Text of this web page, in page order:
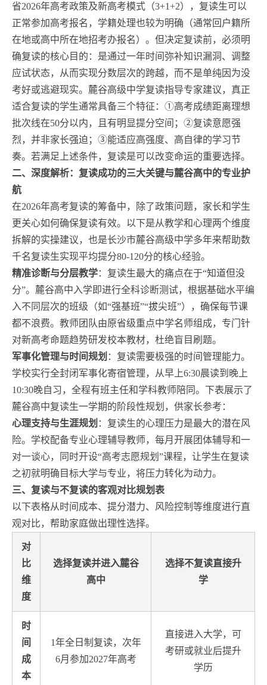
省2026年高考政策及新高考模式（3+1+2），复读生可以
正常参加高考报名，学籍处理也较为明确（通常回户籍所
在地或高中所在地招考办报名）。但决定复读前，必须明
确复读的核心目的：是通过一年时间弥补知识漏洞、调整
应试状态，从而实现分数层次的跨越，而不是单纯因为没
考好或逃避现实。麓谷高级中学复读指导专家建议，真正
适合复读的学生通常具备三个特征：①高考成绩距离理想
批次线在50分以内，且有明显提分空间；②复读意愿强
烈，并非家长强迫；③能适应高强度、高自律的学习节
奏。若满足上述条件，复读是可以改变命运的重要选择。
二、深度解析：复读成功的三大关键与麓谷高中的专业护
航
在2026年高考复读的筹备中，除了政策问题，家长和学生
更关心如何确保复读有效。以下是从教学和心理两个维度
拆解的实操建议，也是长沙市麓谷高级中学多年来帮助数
千名复读生实现平均提分80-120分的核心经验。
精准诊断与分层教学：复读生最大的痛点在于“知道但没
分”。麓谷高中入学即进行全科诊断测试，根据基础水平编
入不同层次的班级（如“强基班”“拔尖班”），确保每节课
都不浪费。教师团队由原省级重点中学名师组成，专门针
对新高考命题趋势研发校本教材，杜绝盲目刷题。
军事化管理与时间规划 ：复读需要极强的时间管理能力。
学校实行全封闭军事化寄宿管理，从早上6:30晨读到晚上
10:30晚自习，全程有班主任和学科教师陪同。下表展示了
麓谷高中复读生一学期的阶段性规划，供家长参考：
心理支持与生涯规划 ：复读生的心理压力是最大的潜在风
险。学校配备专业心理辅导教师，每月开展团体辅导和一
对一谈心，同时开设“高考志愿规划”课程，让学生在复读
之初就明确目标大学与专业，将压力转化为动力。
三、复读与不复读的客观对比规划表
以下表格从时间成本、提分潜力、风险控制等维度进行直
观对比，帮助家庭做出理性选择。
对
比
维
度
选择复读并进入麓谷
高中
选择不复读直接升
学
时
间
成
本
1年全日制复读，次年
6月参加2027年高考
直接进入大学，可
考研或就业后提升
学历